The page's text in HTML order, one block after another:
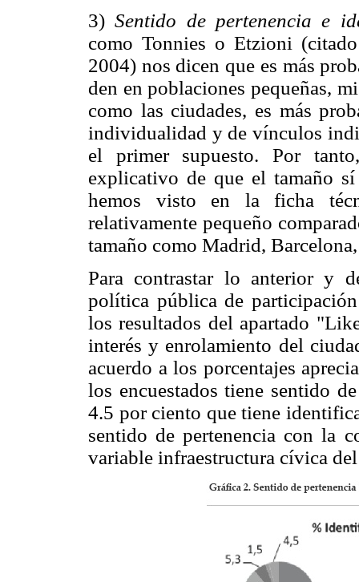
3)Sentido de pertenencia e
como Tonnies o Etzioni
2004) nos dicen que es más
den en poblaciones pequeñas,
como las ciudades, es más
individualidad y de vínculos
el primer supuesto. Por
explicativo de que el tamaño
hemos visto en la ficha
relativamente pequeño
tamaño como Madrid,
Para contrastar lo anterior y
política pública de
los resultados del apartado
interés y enrolamiento del
acuerdo a los porcentajes
los encuestados tiene sentido
4.5 por ciento que tiene
sentido de pertenencia con la
variable infraestructura cívica